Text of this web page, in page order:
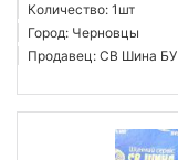
Количество: 1шт
Город: Черновцы
Продавец: СВ Шина БУ